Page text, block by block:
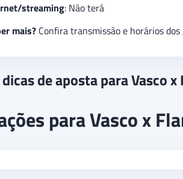
streaming: Não terá
mais? Confira transmissão e horários dos
de aposta para Vasco
para Vasco x